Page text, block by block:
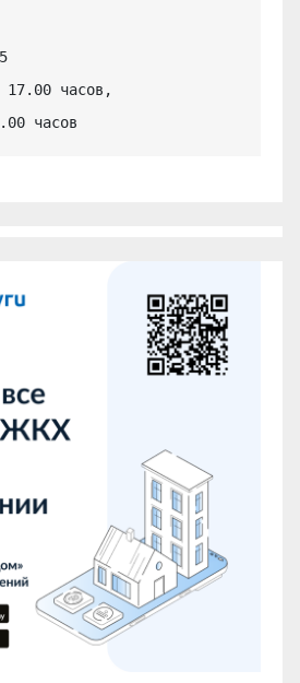
часов,
часов